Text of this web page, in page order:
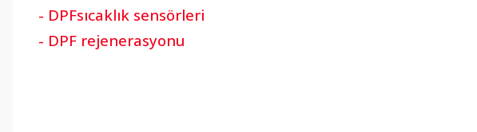
- DPFsıcaklık sensörleri
- DPF rejenerasyonu